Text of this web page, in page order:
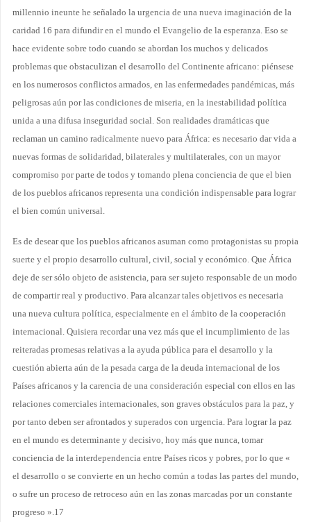
millennio ineunte he señalado la urgencia de una nueva imaginación de la
caridad 16 para difundir en el mundo el Evangelio de la esperanza. Eso se
hace evidente sobre todo cuando se abordan los muchos y delicados
problemas que obstaculizan el desarrollo del Continente africano: piénsese
en los numerosos conflictos armados, en las enfermedades pandémicas, más
peligrosas aún por las condiciones de miseria, en la inestabilidad política
unida a una difusa inseguridad social. Son realidades dramáticas que
reclaman un camino radicalmente nuevo para África: es necesario dar vida a
nuevas formas de solidaridad, bilaterales y multilaterales, con un mayor
compromiso por parte de todos y tomando plena conciencia de que el bien
de los pueblos africanos representa una condición indispensable para lograr
el bien común universal.
Es de desear que los pueblos africanos asuman como protagonistas su propia
suerte y el propio desarrollo cultural, civil, social y económico. Que África
deje de ser sólo objeto de asistencia, para ser sujeto responsable de un modo
de compartir real y productivo. Para alcanzar tales objetivos es necesaria
una nueva cultura política, especialmente en el ámbito de la cooperación
internacional. Quisiera recordar una vez más que el incumplimiento de las
reiteradas promesas relativas a la ayuda pública para el desarrollo y la
cuestión abierta aún de la pesada carga de la deuda internacional de los
Países africanos y la carencia de una consideración especial con ellos en las
relaciones comerciales internacionales, son graves obstáculos para la paz, y
por tanto deben ser afrontados y superados con urgencia. Para lograr la paz
en el mundo es determinante y decisivo, hoy más que nunca, tomar
conciencia de la interdependencia entre Países ricos y pobres, por lo que «
el desarrollo o se convierte en un hecho común a todas las partes del mundo,
o sufre un proceso de retroceso aún en las zonas marcadas por un constante
progreso ».17